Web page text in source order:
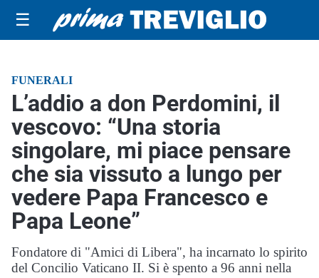
☰
FUNERALI
L’addio a don Perdomini, il
vescovo: “Una storia
singolare, mi piace pensare
che sia vissuto a lungo per
vedere Papa Francesco e
Papa Leone”
Fondatore di "Amici di Libera", ha incarnato lo spirito
del Concilio Vaticano II. Si è spento a 96 anni nella